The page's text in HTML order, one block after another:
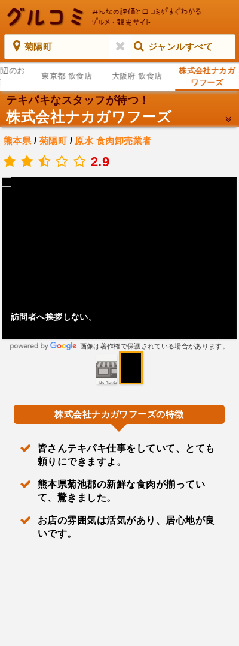
菊陽町 ジャンルすべて
のお
東京都 飲食店 大阪府 飲食店
株式会社ナカガ
ワフーズ
テキパキなスタッフが待つ！
株式会社ナカガワフーズ
熊本県 / 菊陽町/ 原水 食肉卸売業者
2.9
訪問者へ挨拶しない。
画像は著作権で保護されている場合があります。
株式会社ナカガワフーズの特徴
皆さんテキパキ仕事をしていて、とても
頼りにできますよ。
熊本県菊池郡の新鮮な食肉が揃ってい
て、驚きました。
お店の雰囲気は活気があり、居心地が良
いです。